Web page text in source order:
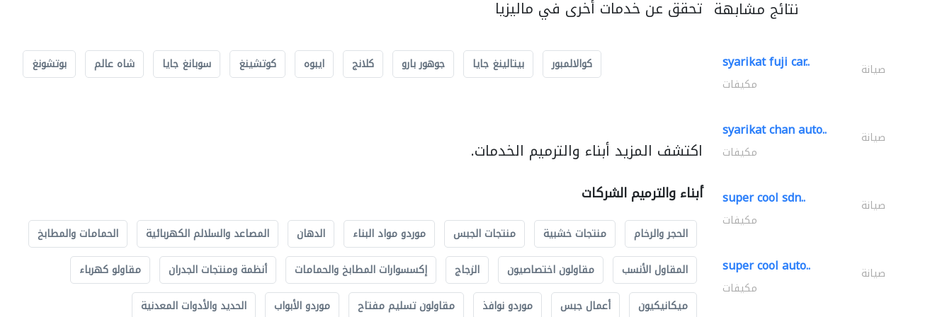
تحقق عن خدمات أخرى في ماليزيا
كوالالمبور بيتالينغ جايا جوهور بارو كلانج ايبوه كوتشينغ سوبانغ جايا شاه عالم بوتشونغ
اكتشف المزيد أبناء والترميم الخدمات.
أبناء والترميم الشركات
الحجر والرخام منتجات خشبية منتجات الجبس موردو مواد البناء الدهان المصاعد والسلالم الكهربائية
الحمامات والمطابخ
المقاول الأنسب
مقاولون اختصاصيون الزجاج إكسسوارات المطابخ والحمامات أنظمة ومنتجات الجدران
مقاولو كهرباء
ميكانيكيون
أعمال جبس موردو نوافذ مقاولون تسليم مفتاح موردو الأبواب الحديد والأدوات المعدنية
نتائج مشابهة
syarikat fuji car.. صيانة
مكيفات
syarikat chan auto.. صيانة
مكيفات
super cool sdn.. صيانة
مكيفات
super cool auto.. صيانة
مكيفات